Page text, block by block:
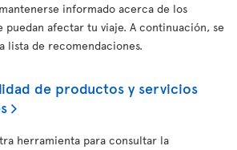
informado acerca de los
puedan afectar tu viaje. A continuación, se
lista de recomendaciones.
de productos y servicios
herramienta para consultar la